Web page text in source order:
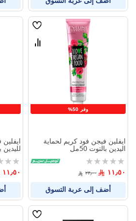
وفر 50%
قائمة
قارن
ايفلين فيجن فود كريم لحماية
اليدين بالتوت 50مل
Rating:
0%
١١٫٥٠ ٢٣٫٠٠
أضف إلى عربة التسوق
لليدين
Rating:
0%
١١٫٥٠
قائمة